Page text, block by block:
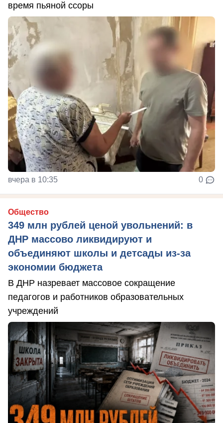
время пьяной ссоры
вчера в 10:35 0
Общество
349 млн рублей ценой увольнений: в
ДНР массово ликвидируют и
объединяют школы и детсады из-за
экономии бюджета
В ДНР назревает массовое сокращение
педагогов и работников образовательных
учреждений